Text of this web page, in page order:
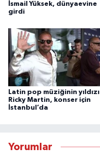
İsmail Yüksek, dünyaevine
girdi
Latin pop müziğinin yıldızı
Ricky Martin, konser için
İstanbul’da
Yorumlar